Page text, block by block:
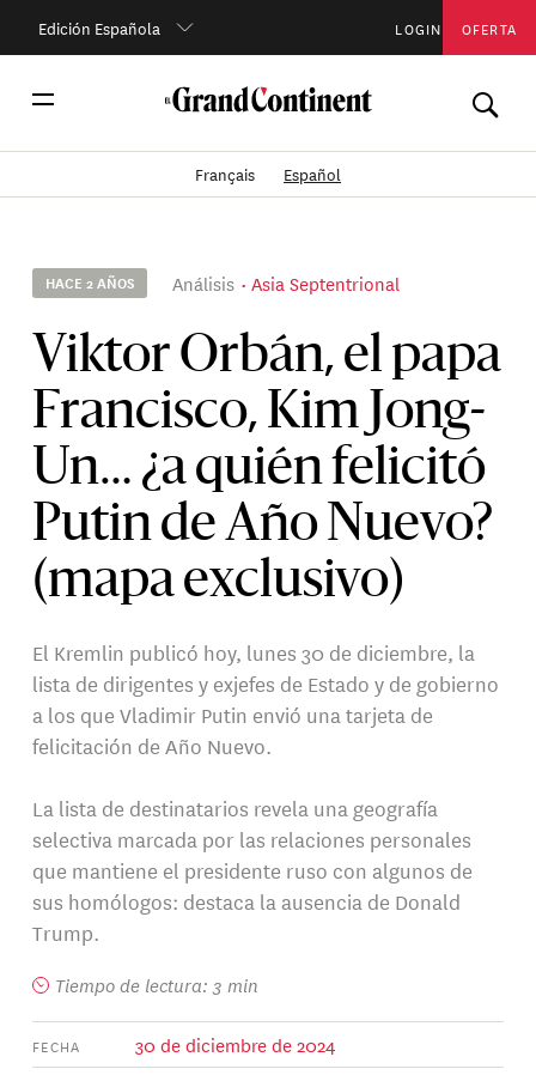
Edición Española LOGIN OFERTA
Français Español
HACE 2 AÑOS Análisis Asia Septentrional
Viktor Orbán, el papa
Francisco, Kim Jong-
Un… ¿a quién felicitó
Putin de Año Nuevo?
(mapa exclusivo)
El Kremlin publicó hoy, lunes 30 de diciembre, la
lista de dirigentes y exjefes de Estado y de gobierno
a los que Vladimir Putin envió una tarjeta de
felicitación de Año Nuevo.
La lista de destinatarios revela una geografía
selectiva marcada por las relaciones personales
que mantiene el presidente ruso con algunos de
sus homólogos: destaca la ausencia de Donald
Trump.
Tiempo de lectura: 3 min
FECHA 30 de diciembre de 2024